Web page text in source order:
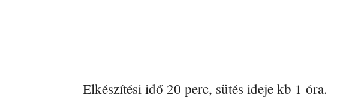
Elkészítési idő 20 perc, sütés ideje kb 1 óra.